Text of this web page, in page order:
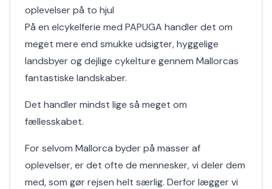
oplevelser på to hjul
På en elcykelferie med PAPUGA handler det om
meget mere end smukke udsigter, hyggelige
landsbyer og dejlige cykelture gennem Mallorcas
fantastiske landskaber.
Det handler mindst lige så meget om
fællesskabet.
For selvom Mallorca byder på masser af
oplevelser, er det ofte de mennesker, vi deler dem
med, som gør rejsen helt særlig. Derfor lægger vi